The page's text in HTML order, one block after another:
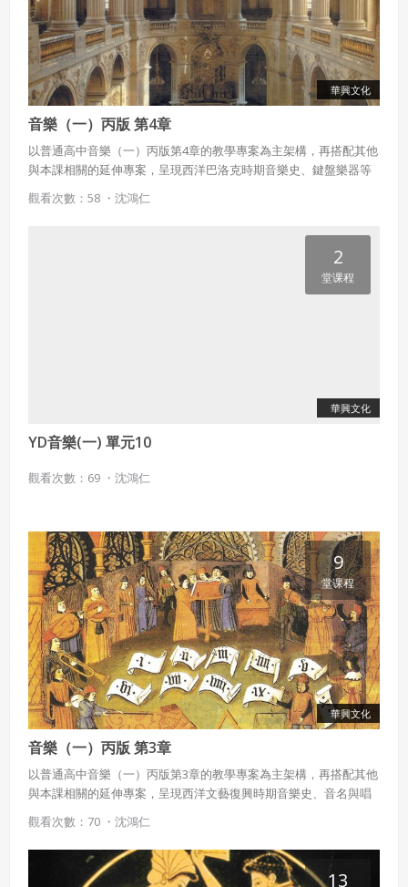
華興文化
音樂（一）丙版 第4章
以普通高中音樂（一）丙版第4章的教學專案為主架構，再搭配其他
與本課相關的延伸專案，呈現西洋巴洛克時期音樂史、鍵盤樂器等
觀看次數：58 ・ 沈鴻仁
華興文化
2
堂课程
YD音樂(一) 單元10
觀看次數：69 ・ 沈鴻仁
華興文化
9
堂课程
音樂（一）丙版 第3章
以普通高中音樂（一）丙版第3章的教學專案為主架構，再搭配其他
與本課相關的延伸專案，呈現西洋文藝復興時期音樂史、音名與唱
觀看次數：70 ・ 沈鴻仁
13